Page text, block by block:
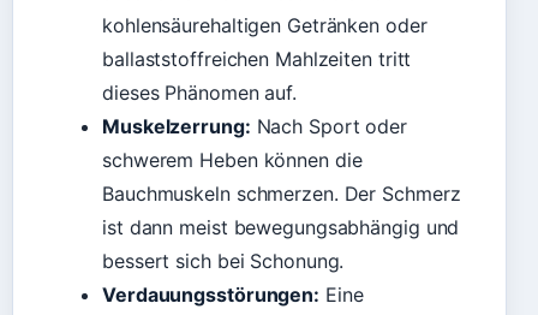
kohlensäurehaltigen Getränken oder
ballaststoffreichen Mahlzeiten tritt
dieses Phänomen auf.
Muskelzerrung: Nach Sport oder
schwerem Heben können die
Bauchmuskeln schmerzen. Der Schmerz
ist dann meist bewegungsabhängig und
bessert sich bei Schonung.
Verdauungsstörungen: Eine